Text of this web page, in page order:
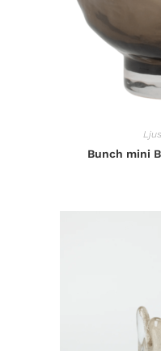
Bunch mini